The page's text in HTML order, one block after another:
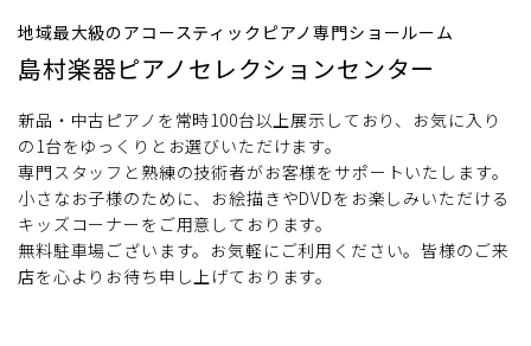
地域最大級のアコースティックピアノ専門ショールーム
島村楽器ピアノセレクションセンター
新品・中古ピアノを常時100台以上展示しており、お気に入り
の1台をゆっくりとお選びいただけます。
専門スタッフと熟練の技術者がお客様をサポートいたします。
小さなお子様のために、お絵描きやDVDをお楽しみいただける
キッズコーナーをご用意しております。
無料駐車場ございます。お気軽にご利用ください。皆様のご来
店を心よりお待ち申し上げております。